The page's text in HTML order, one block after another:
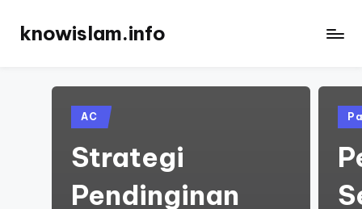
knowislam.info
Posted
in
AC
Strategi
Pendinginan
in